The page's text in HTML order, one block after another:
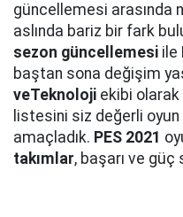
güncellemesi arasında
aslında bariz bir fark
sezon güncellemesi ile
baştan sona değişim
veTeknoloji ekibi olarak
listesini siz değerli
amaçladık. PES 2021
takımlar, başarı ve güç